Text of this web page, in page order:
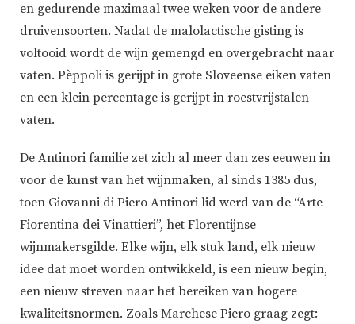
en gedurende maximaal twee weken voor de andere
druivensoorten. Nadat de malolactische gisting is
voltooid wordt de wijn gemengd en overgebracht naar
vaten. Pèppoli is gerijpt in grote Sloveense eiken vaten
en een klein percentage is gerijpt in roestvrijstalen
vaten.
De Antinori familie zet zich al meer dan zes eeuwen in
voor de kunst van het wijnmaken, al sinds 1385 dus,
toen Giovanni di Piero Antinori lid werd van de “Arte
Fiorentina dei Vinattieri”, het Florentijnse
wijnmakersgilde. Elke wijn, elk stuk land, elk nieuw
idee dat moet worden ontwikkeld, is een nieuw begin,
een nieuw streven naar het bereiken van hogere
kwaliteitsnormen. Zoals Marchese Piero graag zegt: